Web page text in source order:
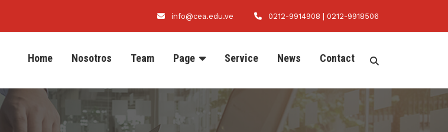
info@cea.edu.ve 0212-9914908 | 0212-9918506
Home Nosotros Team Page Service News Contact